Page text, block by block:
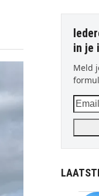
in je
Meld
Email